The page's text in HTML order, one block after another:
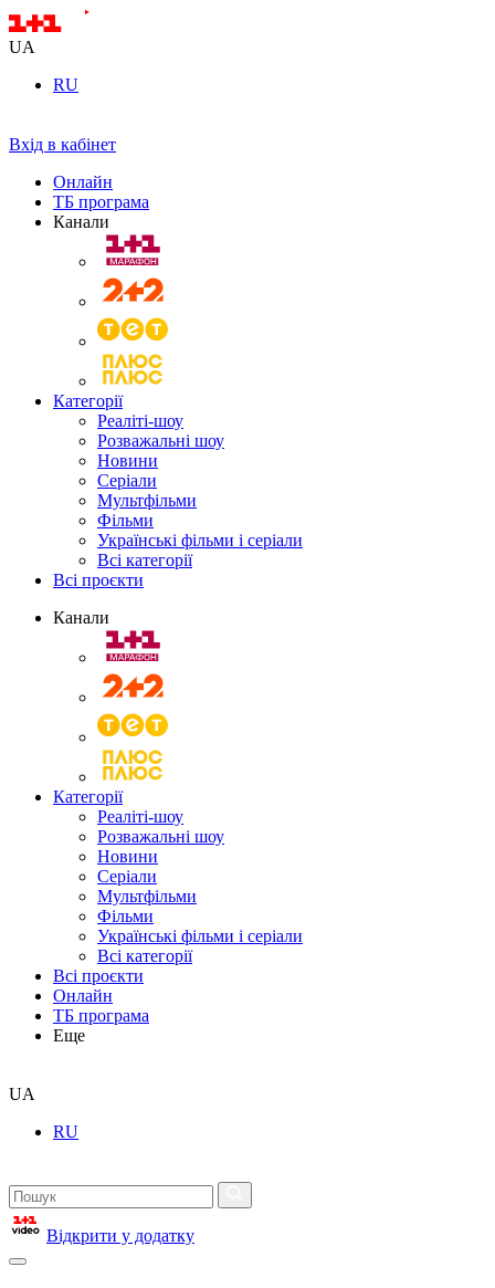
UA
RU
Вхід в кабінет
Онлайн
ТБ програма
Канали
Категорії
Реаліті-шоу
Розважальні шоу
Новини
Серіали
Мультфільми
Фільми
Українські фільми і серіали
Всі категорії
Всі проєкти
Канали
Категорії
Реаліті-шоу
Розважальні шоу
Новини
Серіали
Мультфільми
Фільми
Українські фільми і серіали
Всі категорії
Всі проєкти
Онлайн
ТБ програма
Еще
UA
RU
Відкрити у додатку